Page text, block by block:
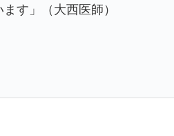
す」（大西医師）